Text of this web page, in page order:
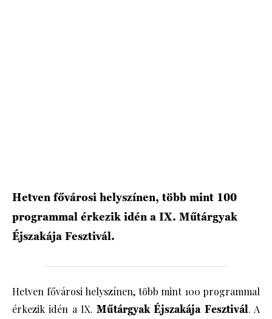
Hetven fővárosi helyszínen, több mint 100
programmal érkezik idén a IX. Műtárgyak
Éjszakája Fesztivál.
Hetven fővárosi helyszínen, több mint 100 programmal
érkezik idén a IX.Műtárgyak Éjszakája Fesztivál. A